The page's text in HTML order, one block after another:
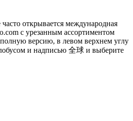
открывается международная
с урезанным ассортиментом
версию, в левом верхнем углу
и надписью 全球 и выберите